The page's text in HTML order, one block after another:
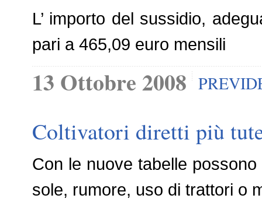
L’ importo del sussidio,
pari a 465,09 euro mensili
13 Ottobre 2008
Coltivatori diretti più
Con le nuove tabelle
sole, rumore, uso di trattori o